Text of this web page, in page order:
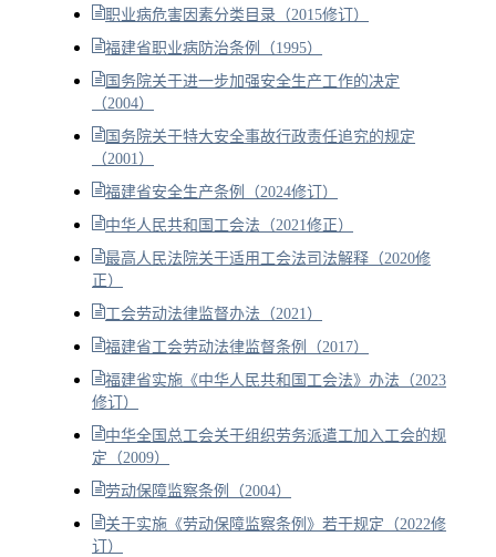
职业病危害因素分类目录（2015修订）
福建省职业病防治条例（1995）
国务院关于进一步加强安全生产工作的决定
（2004）
国务院关于特大安全事故行政责任追究的规定
（2001）
福建省安全生产条例（2024修订）
中华人民共和国工会法（2021修正）
最高人民法院关于适用工会法司法解释（2020修
正）
工会劳动法律监督办法（2021）
福建省工会劳动法律监督条例（2017）
福建省实施《中华人民共和国工会法》办法（2023
修订）
中华全国总工会关于组织劳务派遣工加入工会的规
定（2009）
劳动保障监察条例（2004）
关于实施《劳动保障监察条例》若干规定（2022修
订）